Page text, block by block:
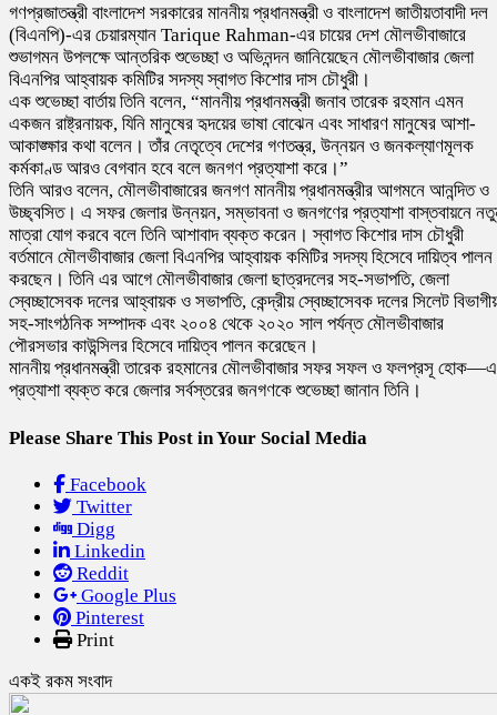
গণপ্রজাতন্ত্রী বাংলাদেশ সরকারের মাননীয় প্রধানমন্ত্রী ও বাংলাদেশ জাতীয়তাবাদী দল
(বিএনপি)-এর চেয়ারম্যান Tarique Rahman-এর চায়ের দেশ মৌলভীবাজারে
শুভাগমন উপলক্ষে আন্তরিক শুভেচ্ছা ও অভিনন্দন জানিয়েছেন মৌলভীবাজার জেলা
বিএনপির আহ্বায়ক কমিটির সদস্য স্বাগত কিশোর দাস চৌধুরী।
এক শুভেচ্ছা বার্তায় তিনি বলেন, “মাননীয় প্রধানমন্ত্রী জনাব তারেক রহমান এমন
একজন রাষ্ট্রনায়ক, যিনি মানুষের হৃদয়ের ভাষা বোঝেন এবং সাধারণ মানুষের আশা-
আকাঙ্ক্ষার কথা বলেন। তাঁর নেতৃত্বে দেশের গণতন্ত্র, উন্নয়ন ও জনকল্যাণমূলক
কর্মকাণ্ড আরও বেগবান হবে বলে জনগণ প্রত্যাশা করে।”
তিনি আরও বলেন, মৌলভীবাজারের জনগণ মাননীয় প্রধানমন্ত্রীর আগমনে আনন্দিত ও
উচ্ছ্বসিত। এ সফর জেলার উন্নয়ন, সম্ভাবনা ও জনগণের প্রত্যাশা বাস্তবায়নে
মাত্রা যোগ করবে বলে তিনি আশাবাদ ব্যক্ত করেন। স্বাগত কিশোর দাস চৌধুরী
বর্তমানে মৌলভীবাজার জেলা বিএনপির আহ্বায়ক কমিটির সদস্য হিসেবে দায়িত্ব পালন
করছেন। তিনি এর আগে মৌলভীবাজার জেলা ছাত্রদলের সহ-সভাপতি, জেলা
স্বেচ্ছাসেবক দলের আহ্বায়ক ও সভাপতি, কেন্দ্রীয় স্বেচ্ছাসেবক দলের সিলেট
সহ-সাংগঠনিক সম্পাদক এবং ২০০৪ থেকে ২০২০ সাল পর্যন্ত মৌলভীবাজার
পৌরসভার কাউন্সিলর হিসেবে দায়িত্ব পালন করেছেন।
মাননীয় প্রধানমন্ত্রী তারেক রহমানের মৌলভীবাজার সফর সফল ও ফলপ্রসূ হোক—এ
প্রত্যাশা ব্যক্ত করে জেলার সর্বস্তরের জনগণকে শুভেচ্ছা জানান তিনি।
Please Share This Post in Your Social Media
Facebook
Twitter
Digg
Linkedin
Reddit
Google Plus
Pinterest
Print
একই রকম সংবাদ